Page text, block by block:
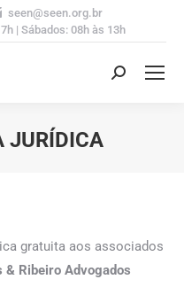
seen@seen.org.br
| Sábados: 08h às 13h
Search:
JURÍDICA
gratuita aos associados
& Ribeiro Advogados